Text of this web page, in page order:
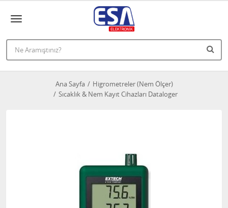
Ana Sayfa
Higrometreler (Nem Ölçer)
Sıcaklık & Nem Kayıt Cihazları Dataloger